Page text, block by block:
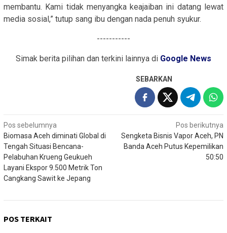
membantu. Kami tidak menyangka keajaiban ini datang lewat
media sosial,” tutup sang ibu dengan nada penuh syukur.
-----------
Simak berita pilihan dan terkini lainnya di Google News
SEBARKAN
Navigasi
pos
Pos sebelumnya
Biomasa Aceh diminati Global di
Tengah Situasi Bencana-
Pelabuhan Krueng Geukueh
Layani Ekspor 9.500 Metrik Ton
Cangkang Sawit ke Jepang
Pos berikutnya
Sengketa Bisnis Vapor Aceh, PN
Banda Aceh Putus Kepemilikan
50:50
POS TERKAIT